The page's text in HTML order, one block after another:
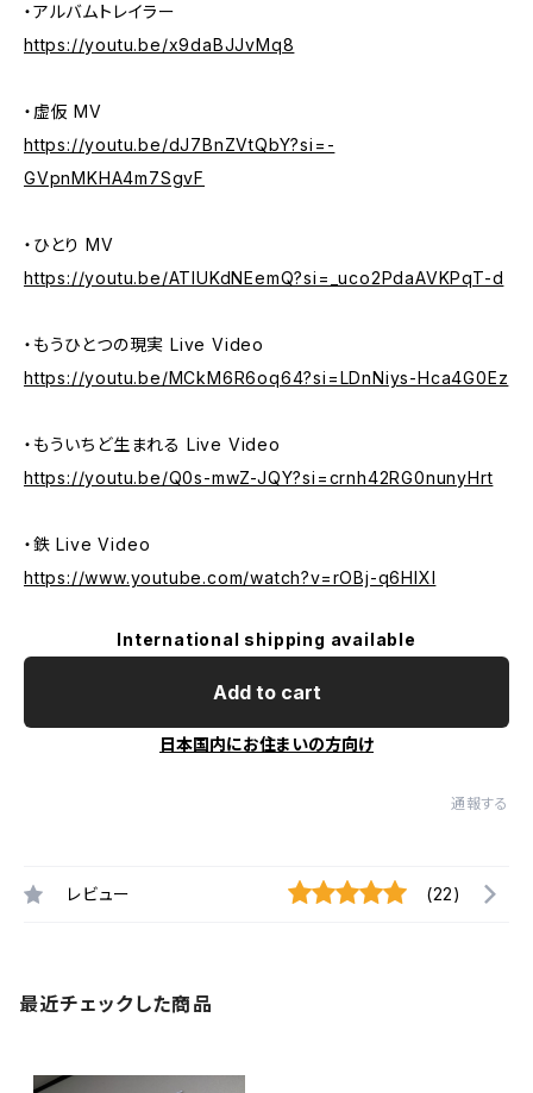
・アルバムトレイラー
https://youtu.be/x9daBJJvMq8
・虚仮 MV
https://youtu.be/dJ7BnZVtQbY?si=-
GVpnMKHA4m7SgvF
・ひとり MV
https://youtu.be/ATIUKdNEemQ?si=_uco2PdaAVKPqT-d
・もうひとつの現実 Live Video
https://youtu.be/MCkM6R6oq64?si=LDnNiys-Hca4G0Ez
・もういちど生まれる Live Video
https://youtu.be/Q0s-mwZ-JQY?si=crnh42RG0nunyHrt
・鉄 Live Video
https://www.youtube.com/watch?v=rOBj-q6HlXI
International shipping available
Add to cart
日本国内にお住まいの方向け
通報する
レビュー (22)
最近チェックした商品